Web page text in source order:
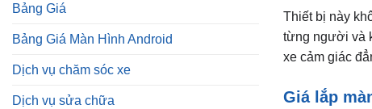
Bảng Giá
Bảng Giá Màn Hình Android
Dịch vụ chăm sóc xe
Dịch vụ sửa chữa
Thiết bị này
từng người và
xe cảm giác
Giá lắp